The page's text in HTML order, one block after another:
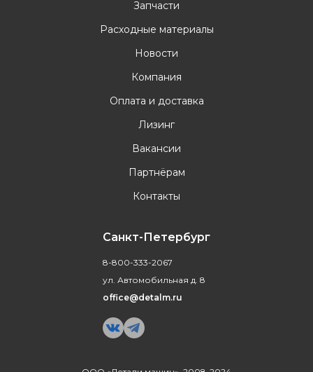
Запчасти
Расходные материалы
Новости
Компания
Оплата и доставка
Лизинг
Вакансии
Партнёрам
Контакты
Санкт-Петербург
8-800-333-2067
ул. Автомобильная д. 8
office@detalm.ru